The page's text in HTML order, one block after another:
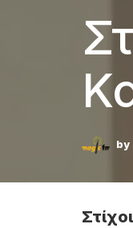
by